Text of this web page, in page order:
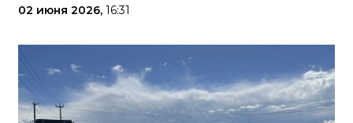
02 июня 2026, 16:31